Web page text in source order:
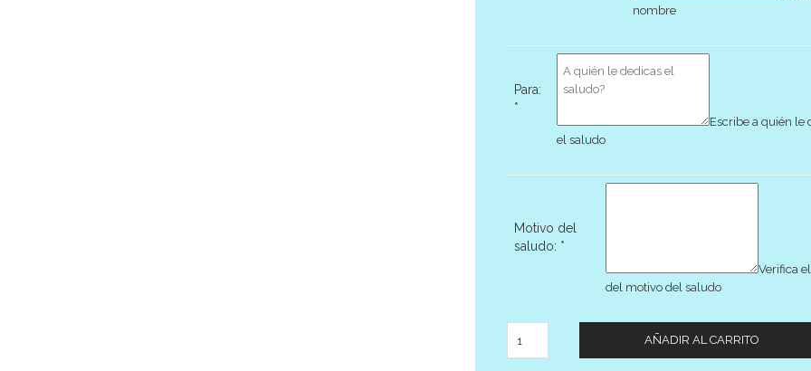
nombre
Para:
*
Escribe a quién le
el saludo
Motivo del
saludo: *
Verifica
del motivo del saludo
AÑADIR AL CARRITO